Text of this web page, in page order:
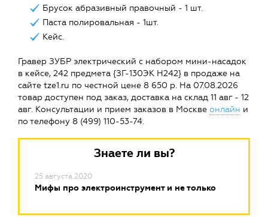
Брусок абразивный правочный - 1 шт.
Паста полировальная - 1шт.
Кейс.
Гравер ЗУБР электрический с набором мини-насадок
в кейсе, 242 предмета {ЗГ-130ЭК H242} в продаже на
сайте tze1.ru по честной цене 8 650 р. На 07.08.2026
товар доступен под заказ, доставка на склад 11 авг - 12
авг. Консультации и прием заказов в Москве онлайн и
по телефону 8 (499) 110-53-74.
Знаете ли вы?
25 августа 2020
Мифы про электроинструмент и не только